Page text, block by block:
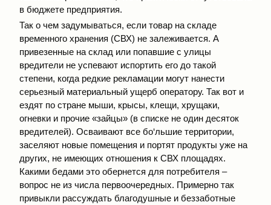
в бюджете предприятия.
Так о чем задумываться, если товар на складе
временного хранения (СВХ) не залеживается. А
привезенные на склад или попавшие с улицы
вредители не успевают испортить его до такой
степени, когда редкие рекламации могут нанести
серьезный материальный ущерб оператору. Так вот и
ездят по стране мыши, крысы, клещи, хрущаки,
огневки и прочие «зайцы» (в списке не один десяток
вредителей). Осваивают все бо‘льшие территории,
заселяют новые помещения и портят продукты уже на
других, не имеющих отношения к СВХ площадях.
Какими бедами это обернется для потребителя –
вопрос не из числа первоочередных. Примерно так
привыкли рассуждать благодушные и беззаботные